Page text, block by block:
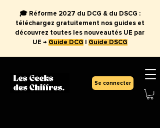
Se connecter
🎓 Réforme 2027 du DCG & du DSCG :
téléchargez gratuitement nos guides et
découvrez toutes les nouveautés UE par
UE → Guide DCG Guide DSCG